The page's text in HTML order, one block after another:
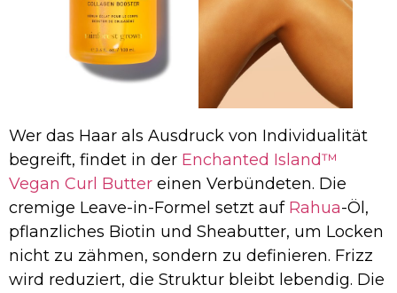
Wer das Haar als Ausdruck von Individualität
begreift, findet in der Enchanted Island™
Vegan Curl Butter einen Verbündeten. Die
cremige Leave-in-Formel setzt auf Rahua-Öl,
pflanzliches Biotin und Sheabutter, um Locken
nicht zu zähmen, sondern zu definieren. Frizz
wird reduziert, die Struktur bleibt lebendig. Die